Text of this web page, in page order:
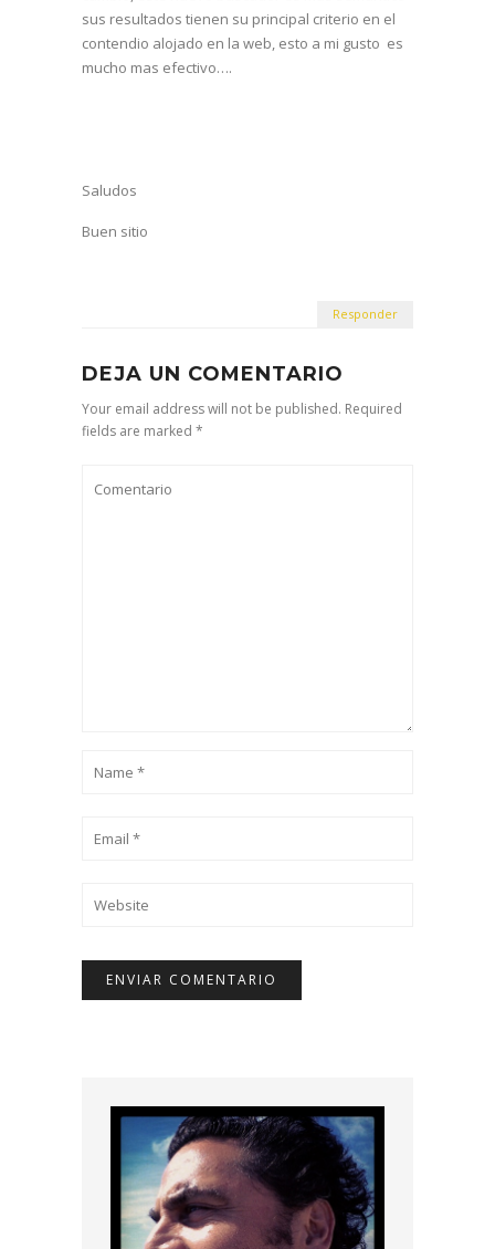
sus resultados tienen su principal criterio en el
contendio alojado en la web, esto a mi gusto es
mucho mas efectivo….
Saludos
Buen sitio
Responder
DEJA UN COMENTARIO
Your email address will not be published. Required
fields are marked *